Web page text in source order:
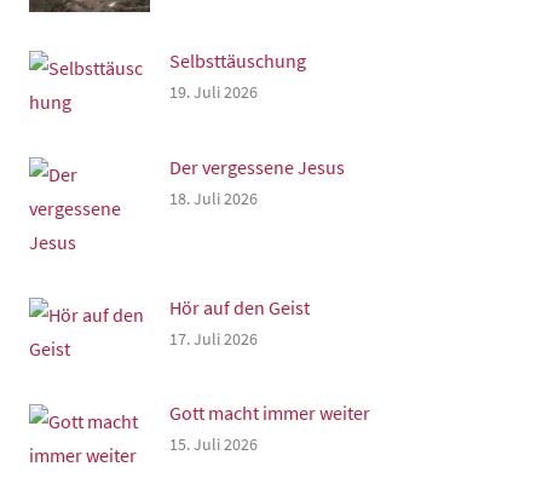
Selbsttäuschung
19. Juli 2026
Der vergessene Jesus
18. Juli 2026
Hör auf den Geist
17. Juli 2026
Gott macht immer weiter
15. Juli 2026